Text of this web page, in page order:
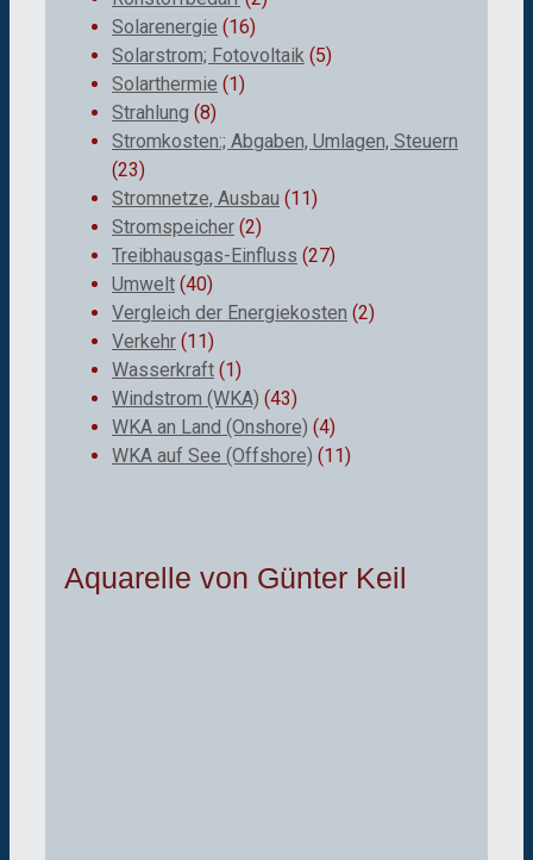
Solarenergie (16)
Solarstrom; Fotovoltaik (5)
Solarthermie (1)
Strahlung (8)
Stromkosten:; Abgaben, Umlagen, Steuern
(23)
Stromnetze, Ausbau (11)
Stromspeicher (2)
Treibhausgas-Einfluss (27)
Umwelt (40)
Vergleich der Energiekosten (2)
Verkehr (11)
Wasserkraft (1)
Windstrom (WKA) (43)
WKA an Land (Onshore) (4)
WKA auf See (Offshore) (11)
Aquarelle von Günter Keil